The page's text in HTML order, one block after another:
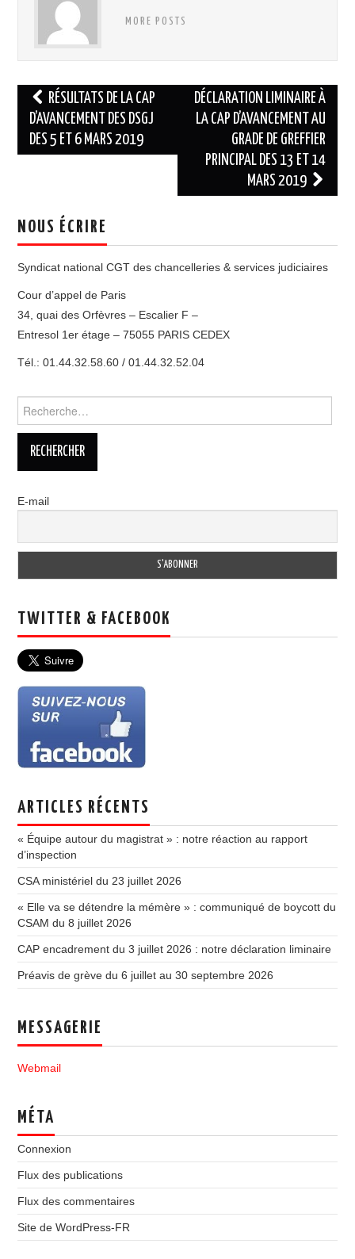
MORE POSTS
Navigation
des
articles
RÉSULTATS DE LA CAP
D’AVANCEMENT DES DSGJ
DES 5 ET 6 MARS 2019
DÉCLARATION LIMINAIRE À
LA CAP D’AVANCEMENT AU
GRADE DE GREFFIER
PRINCIPAL DES 13 ET 14
MARS 2019
NOUS ÉCRIRE
Syndicat national CGT des chancelleries & services judiciaires
Cour d’appel de Paris
34, quai des Orfèvres – Escalier F –
Entresol 1er étage – 75055 PARIS CEDEX
Tél.: 01.44.32.58.60 / 01.44.32.52.04
E-mail
TWITTER & FACEBOOK
ARTICLES RÉCENTS
« Équipe autour du magistrat » : notre réaction au rapport
d’inspection
CSA ministériel du 23 juillet 2026
« Elle va se détendre la mémère » : communiqué de boycott du
CSAM du 8 juillet 2026
CAP encadrement du 3 juillet 2026 : notre déclaration liminaire
Préavis de grève du 6 juillet au 30 septembre 2026
MESSAGERIE
Webmail
MÉTA
Connexion
Flux des publications
Flux des commentaires
Site de WordPress-FR